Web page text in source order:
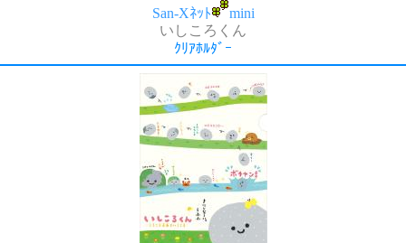
San-Xﾈｯﾄ
mini
いしころくん
ｸﾘｱﾎﾙﾀﾞｰ